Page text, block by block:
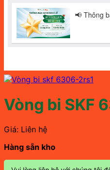
Vòng bi SKF
Giá: Liên hệ
Hàng sẵn kho